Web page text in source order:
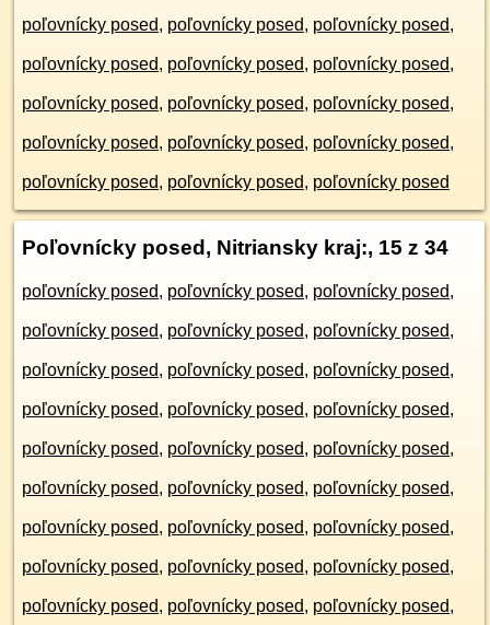
poľovnícky posed, poľovnícky posed, poľovnícky posed,
poľovnícky posed, poľovnícky posed, poľovnícky posed,
poľovnícky posed, poľovnícky posed, poľovnícky posed,
poľovnícky posed, poľovnícky posed, poľovnícky posed,
poľovnícky posed, poľovnícky posed, poľovnícky posed
Poľovnícky posed, Nitriansky kraj:, 15 z 34
poľovnícky posed, poľovnícky posed, poľovnícky posed,
poľovnícky posed, poľovnícky posed, poľovnícky posed,
poľovnícky posed, poľovnícky posed, poľovnícky posed,
poľovnícky posed, poľovnícky posed, poľovnícky posed,
poľovnícky posed, poľovnícky posed, poľovnícky posed,
poľovnícky posed, poľovnícky posed, poľovnícky posed,
poľovnícky posed, poľovnícky posed, poľovnícky posed,
poľovnícky posed, poľovnícky posed, poľovnícky posed,
poľovnícky posed, poľovnícky posed, poľovnícky posed,